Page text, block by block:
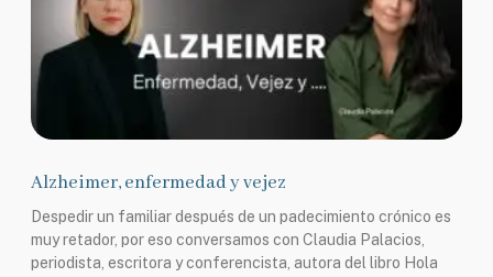
Alzheimer, enfermedad y vejez
Despedir un familiar después de un padecimiento crónico es
muy retador, por eso conversamos con Claudia Palacios,
periodista, escritora y conferencista, autora del libro Hola